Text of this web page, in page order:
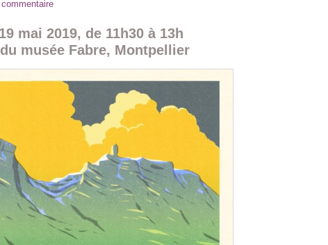
mai 2019, de 11h30 à 13h
musée Fabre, Montpellier